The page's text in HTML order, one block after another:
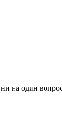
ни на один